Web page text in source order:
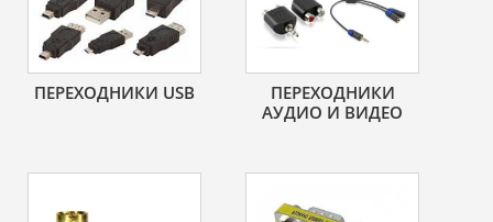
ПЕРЕХОДНИКИ USB
ПЕРЕХОДНИКИ
АУДИО И ВИДЕО